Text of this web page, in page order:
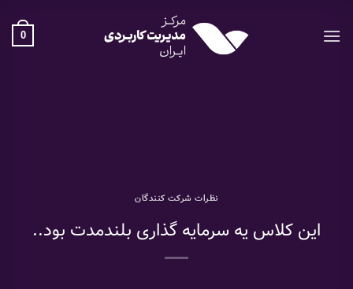
content
0
نظرات شرکت کنندگان
این کلاس یه سرمایه گذاری بلندمدت بود..